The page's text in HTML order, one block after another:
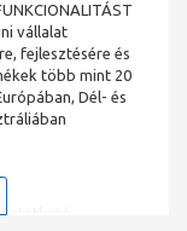
vállalat
fejlesztésére és
több mint 20
Dél- és